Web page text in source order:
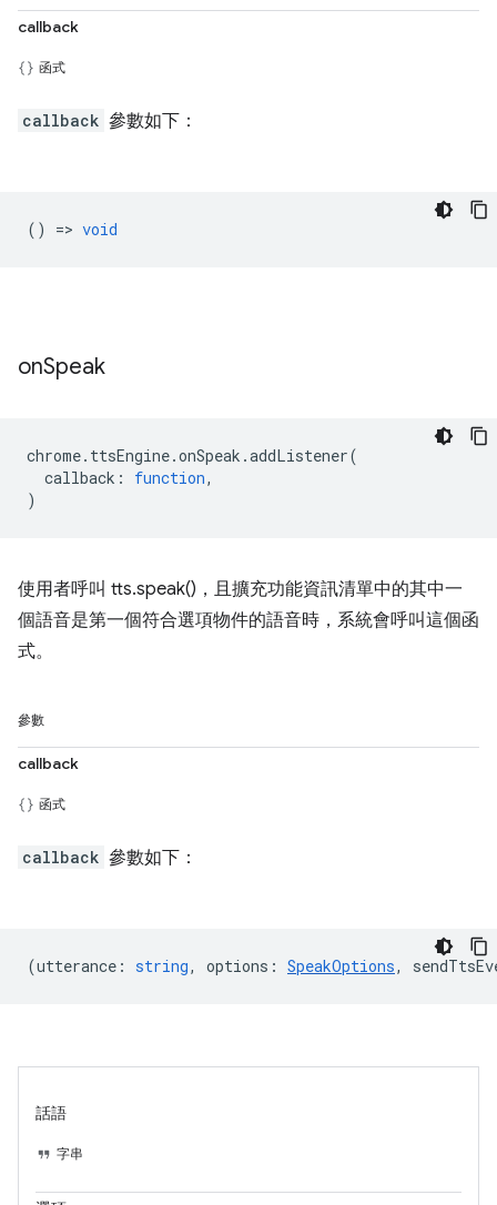
callback
函式
callback 參數如下：
() => void
onSpeak
chrome. ttsEngine.onSpeak .addListener(
callback : function,
)
使用者呼叫 tts.speak()，且擴充功能資訊清單中的其中一
個語音是第一個符合選項物件的語音時，系統會呼叫這個函
式。
參數
callback
函式
callback 參數如下：
(utterance : string, options : SpeakOptions,
話語
字串